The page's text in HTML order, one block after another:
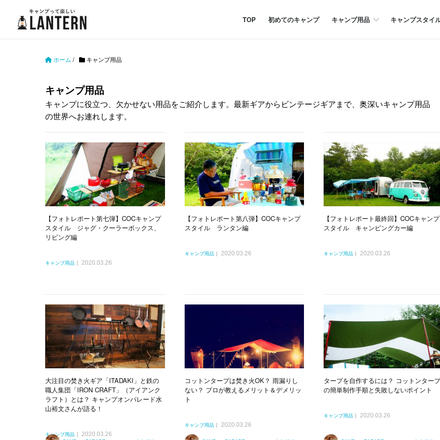
TOP 初めてのキャンプ キャンプ用品 キャンプスタイ
ホーム / キャンプ用品
キャンプ用品
キャンプに役立つ、欠かせない用品をご紹介します。最新ギアからビンテージギアまで、奥深いキャンプ用品
の世界へお連れします。
【フォトレポート第七弾】COCキャンプ
スタイル ジャグ・クーラーボックス、
リビング編
キャンプ用品 2020.03.26
【フォトレポート第八弾】COCキャンプ
スタイル ランタン編
キャンプ用品 2020.03.26
【フォトレポート最終回】COCキャンプ
スタイル キャンピングカー編
キャンプ用品 2020.03.26
大注目の焚き火ギア「ITADAKI」と鉄の
職人集団「IRON CRAFT」（アイアンク
ラフト）とは？ キャンプオンパレード水
山裕文さんが語る！
キャンプ用品
2020.03.26
コットンタープは焚き火OK？ 雨漏りし
ない？ プロが教えるメリット＆デメリッ
ト
キャンプ用品 2020.03.26
タープを自作するには？ コットンター
の簡単制作手順と失敗しないポイント
キャンプ用品 2020.03.26